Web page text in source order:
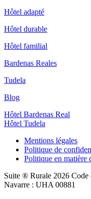
Hôtel adapté
Hôtel durable
Hôtel familial
Bardenas Reales
Tudela
Blog
Hôtel Bardenas Real
Hôtel Tudela
Mentions légales
Politique de
Politique en matière
Suite ® Rurale 2026 Code
Navarre : UHA 00881